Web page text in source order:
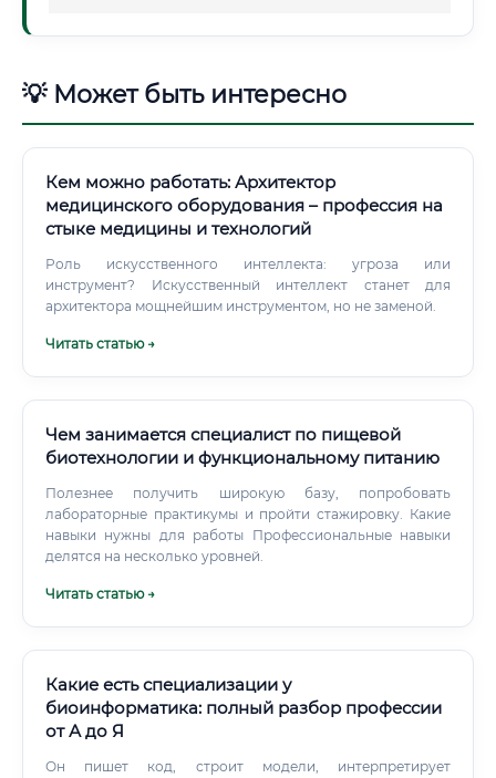
💡 Может быть интересно
Кем можно работать: Архитектор
медицинского оборудования – профессия на
стыке медицины и технологий
Роль искусственного интеллекта: угроза или
инструмент? Искусственный интеллект станет для
архитектора мощнейшим инструментом, но не заменой.
Читать статью →
Чем занимается специалист по пищевой
биотехнологии и функциональному питанию
Полезнее получить широкую базу, попробовать
лабораторные практикумы и пройти стажировку. Какие
навыки нужны для работы Профессиональные навыки
делятся на несколько уровней.
Читать статью →
Какие есть специализации у
биоинформатика: полный разбор профессии
от А до Я
Он пишет код, строит модели, интерпретирует